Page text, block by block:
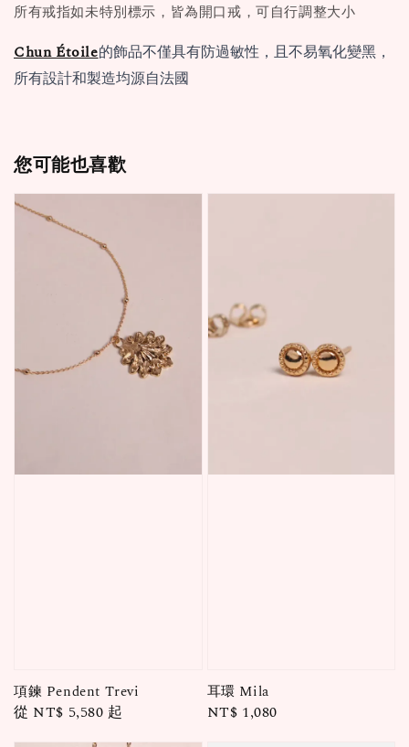
所有戒指如未特別標示，皆為開口戒，可自行調整大小
Chun Étoile的飾品不僅具有防過敏性，且不易氧化變黑，
所有設計和製造均源自法國
您可能也喜歡
項鍊 Pendent Trevi
Regular
從 NT$ 5,580 起
耳環 Mila
Regular
NT$ 1,080